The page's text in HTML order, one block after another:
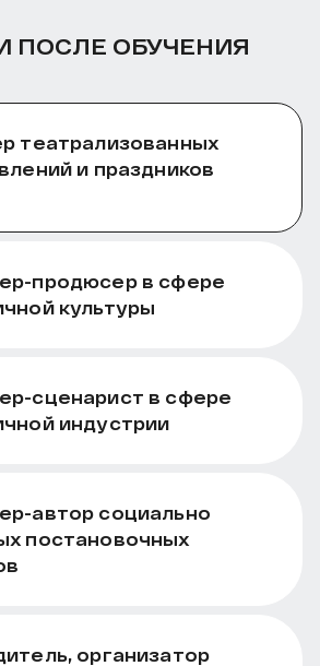
ПОСЛЕ ОБУЧЕНИЯ
театрализованных
и праздников
продюсер в сфере
культуры
сценарист в сфере
индустрии
автор социально
постановочных
организатор